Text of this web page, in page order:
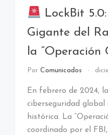
LockBit
Gigante del
la “Operación
Por Comunicados
En febrero de 2024,
ciberseguridad
histórica. La
coordinado por el FBI,